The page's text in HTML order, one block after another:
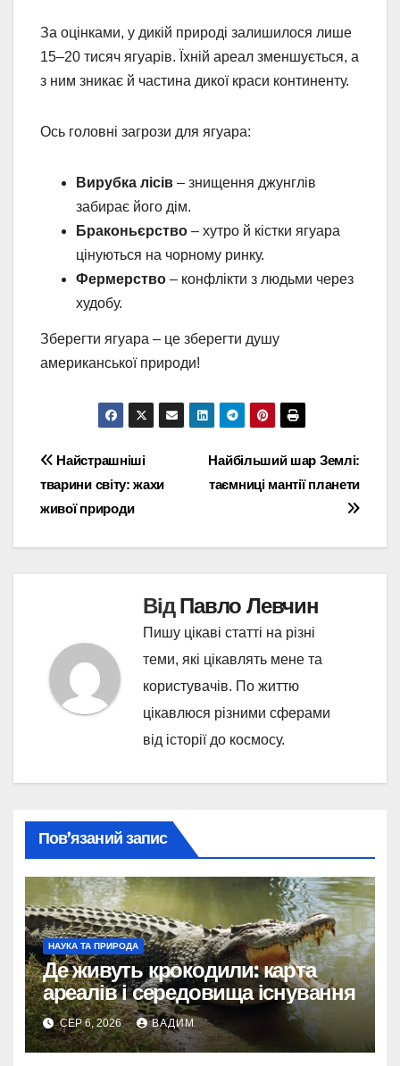
За оцінками, у дикій природі залишилося лише
15–20 тисяч ягуарів. Їхній ареал зменшується, а
з ним зникає й частина дикої краси континенту.
Ось головні загрози для ягуара:
Вирубка лісів – знищення джунглів
забирає його дім.
Браконьєрство – хутро й кістки ягуара
цінуються на чорному ринку.
Фермерство – конфлікти з людьми через
худобу.
Зберегти ягуара – це зберегти душу
американської природи!
Навігація
записів
Найбільший шар Землі:
таємниці мантії планети
Найстрашніші
тварини світу: жахи
живої природи
ВідПавло Левчин
Пишу цікаві статті на різні
теми, які цікавлять мене та
користувачів. По життю
цікавлюся різними сферами
від історії до космосу.
Пов’язаний запис
НАУКА ТА ПРИРОДА
Де живуть крокодили: карта
ареалів і середовища існування
СЕР 6, 2026 ВАДИМ